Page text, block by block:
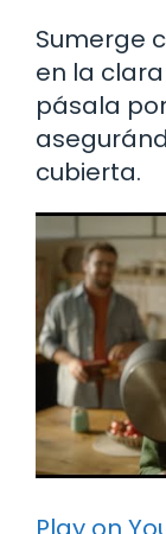
Sumerge
en la
pásala
cubierta.